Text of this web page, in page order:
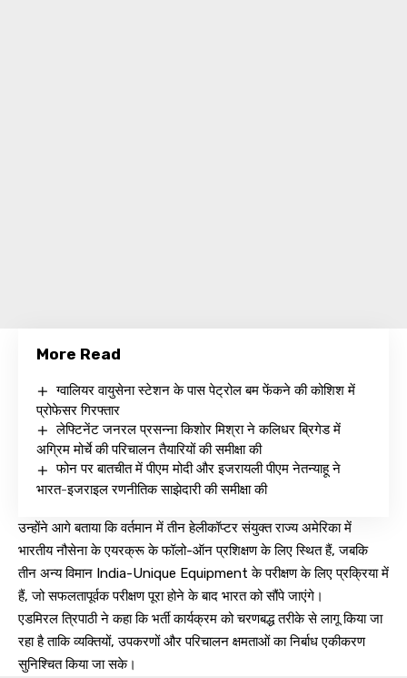
More Read
ग्वालियर वायुसेना स्टेशन के पास पेट्रोल बम फेंकने की कोशिश में
प्रोफेसर गिरफ्तार
लेफ्टिनेंट जनरल प्रसन्ना किशोर मिश्रा ने कलिधर ब्रिगेड में
अग्रिम मोर्चे की परिचालन तैयारियों की समीक्षा की
फोन पर बातचीत में पीएम मोदी और इजरायली पीएम नेतन्याहू ने
भारत-इजराइल रणनीतिक साझेदारी की समीक्षा की
उन्होंने आगे बताया कि वर्तमान में तीन हेलीकॉप्टर संयुक्त राज्य अमेरिका में
भारतीय नौसेना के एयरक्रू के फॉलो-ऑन प्रशिक्षण के लिए स्थित हैं, जबकि
तीन अन्य विमान India-Unique Equipment के परीक्षण के लिए प्रक्रिया में
हैं, जो सफलतापूर्वक परीक्षण पूरा होने के बाद भारत को सौंपे जाएंगे।
एडमिरल त्रिपाठी ने कहा कि भर्ती कार्यक्रम को चरणबद्ध तरीके से लागू किया जा
रहा है ताकि व्यक्तियों, उपकरणों और परिचालन क्षमताओं का निर्बाध एकीकरण
सुनिश्चित किया जा सके।